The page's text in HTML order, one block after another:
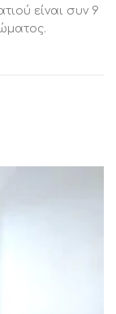
είναι συν 9